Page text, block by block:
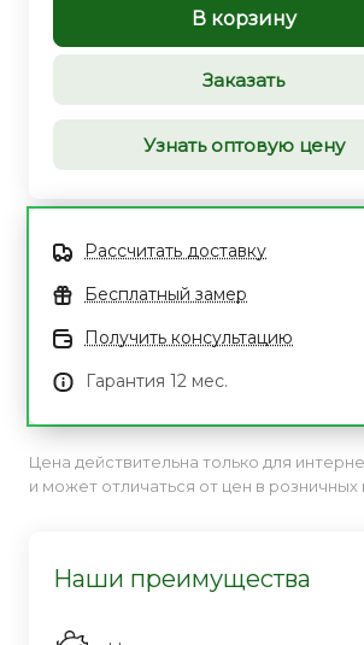
В корзину
Заказать
Узнать оптовую цену
Рассчитать доставку
Бесплатный замер
Получить консультацию
Гарантия 12 мес.
Цена действительна только для
и может отличаться от цен в розничных
Наши преимущества